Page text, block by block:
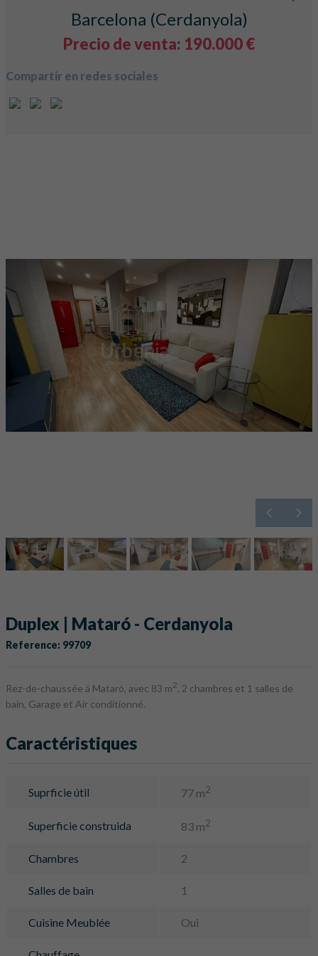
Barcelona (Cerdanyola)
Precio de venta: 190.000 €
Compartir en redes sociales
Duplex | Mataró - Cerdanyola
Reference: 99709
Rez-de-chaussée á Mataró, avec 83 m2, 2 chambres et 1 salles de
bain, Garage et Air conditionné.
Caractéristiques
Suprficie útil 77 m2
Superficie construida 83 m2
Chambres 2
Salles de bain 1
Cuisine Meublée Oui